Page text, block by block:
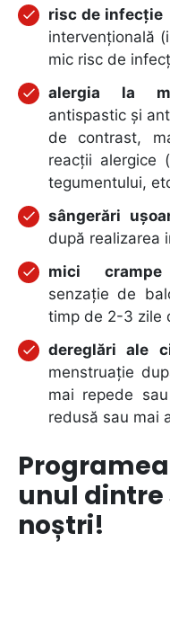
risc de infecție
intervențională
mic risc de
alergia la
antispastic și
de contrast,
reacții alergice
tegumentului,
sângerări
după realizarea
mici crampe
senzație de
timp de 2-3 zile
dereglări ale
menstruație
mai repede
redusă sau mai
unul
noștri!